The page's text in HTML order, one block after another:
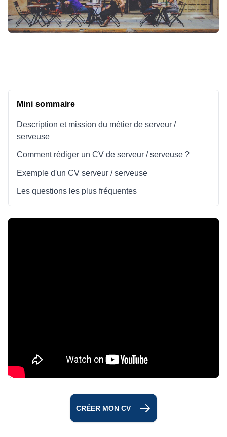
Mini sommaire
Description et mission du métier de serveur /
serveuse
Comment rédiger un CV de serveur / serveuse ?
Exemple d'un CV serveur / serveuse
Les questions les plus fréquentes
CRÉER MON CV